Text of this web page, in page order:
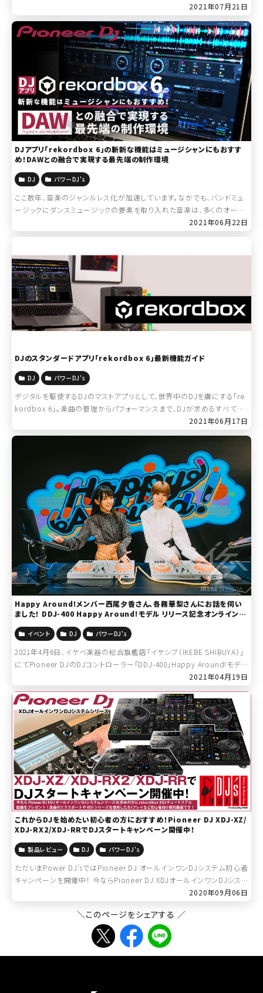
2021年07月21日
DJアプリ「rekordbox 6」の斬新な機能はミュージシャンにもおすす
め！DAWとの融合で実現する最先端の制作環境
DJ パワーDJ's
ここ数年、音楽のジャンルレス化が加速しています。なかでも、バンドミュ
ージックにダンスミュージックの要素を取り入れた音楽は、多くのオーデ
ィエンスに支持されており、今後、最も注目のスタイルと言えそうです。 D
Jもまた、ミック […]
2021年06月22日
DJのスタンダードアプリ「rekordbox 6」最新機能ガイド
DJ パワーDJ's
デジタルを駆使するDJのマストアプリとして、世界中のDJを虜にする「re
kordbox 6」。楽曲の管理からパフォーマンスまで、DJが求めるすべての
機能を網羅したrekordbox 6は、幅広いDJスタイルを可能にします […]
2021年06月17日
Happy Around!メンバー西尾夕香さん、各務華梨さんにお話を伺い
ました！ DDJ-400 Happy Around!モデル リリース記念オンラインイ
イベント DJ パワーDJ's
2021年4月6日、イケベ楽器の総合旗艦店「イケシブ（IKEBE SHIBUYA）」
にてPioneer DJのDJコントローラー「DDJ-400」Happy Around!モデル
2021年04月19日
これからDJを始めたい初心者の方におすすめ！Pioneer DJ XDJ-XZ/
XDJ-RX2/XDJ-RRでDJスタートキャンペーン開催中！
製品レビュー DJ パワーDJ's
ただいまPower DJ’sではPioneer DJ オールインワンDJシステム初心者
キャンペーンを開催中！ 今ならPioneer DJ XDJオールインワンDJシステ
2020年09月06日
＼このページをシェアする ／